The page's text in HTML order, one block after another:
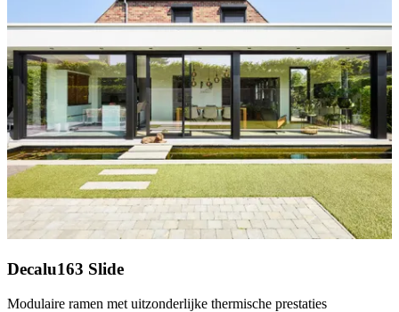
Decalu163 Slide
Modulaire ramen met uitzonderlijke thermische prestaties